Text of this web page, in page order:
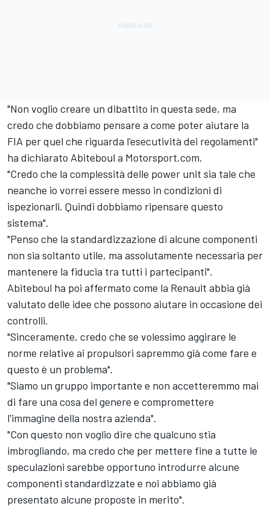
"Non voglio creare un dibattito in questa sede, ma
credo che dobbiamo pensare a come poter aiutare la
FIA per quel che riguarda l'esecutività dei regolamenti"
ha dichiarato Abiteboul a Motorsport.com.
"Credo che la complessità delle power unit sia tale che
neanche io vorrei essere messo in condizioni di
ispezionarli. Quindi dobbiamo ripensare questo
sistema".
"Penso che la standardizzazione di alcune componenti
non sia soltanto utile, ma assolutamente necessaria per
mantenere la fiducia tra tutti i partecipanti".
Abiteboul ha poi affermato come la Renault abbia già
valutato delle idee che possono aiutare in occasione dei
controlli.
"Sinceramente, credo che se volessimo aggirare le
norme relative ai propulsori sapremmo già come fare e
questo è un problema".
"Siamo un gruppo importante e non accetteremmo mai
di fare una cosa del genere e compromettere
l'immagine della nostra azienda".
"Con questo non voglio dire che qualcuno stia
imbrogliando, ma credo che per mettere fine a tutte le
speculazioni sarebbe opportuno introdurre alcune
componenti standardizzate e noi abbiamo già
presentato alcune proposte in merito".